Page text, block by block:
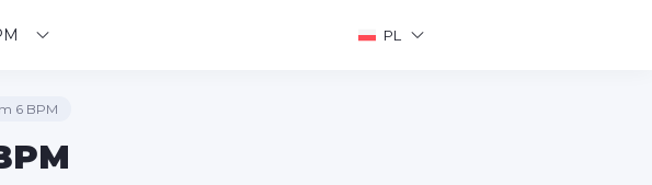
PL
6 BPM